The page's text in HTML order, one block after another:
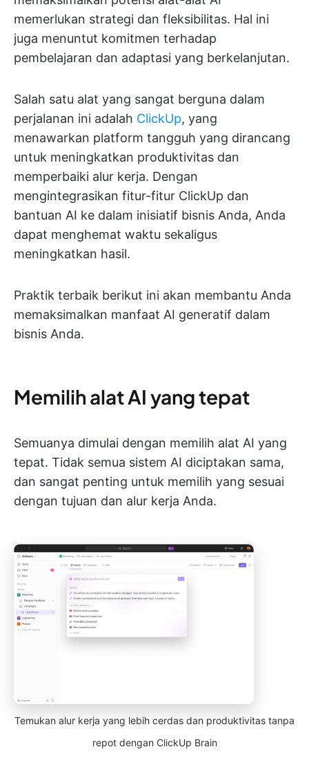
memerlukan strategi dan fleksibilitas. Hal ini
juga menuntut komitmen terhadap
pembelajaran dan adaptasi yang berkelanjutan.
Salah satu alat yang sangat berguna dalam
perjalanan ini adalah ClickUp, yang
menawarkan platform tangguh yang dirancang
untuk meningkatkan produktivitas dan
memperbaiki alur kerja. Dengan
mengintegrasikan fitur-fitur ClickUp dan
bantuan AI ke dalam inisiatif bisnis Anda, Anda
dapat menghemat waktu sekaligus
meningkatkan hasil.
Praktik terbaik berikut ini akan membantu Anda
memaksimalkan manfaat AI generatif dalam
bisnis Anda.
Memilih alat AI yang tepat
Semuanya dimulai dengan memilih alat AI yang
tepat. Tidak semua sistem AI diciptakan sama,
dan sangat penting untuk memilih yang sesuai
dengan tujuan dan alur kerja Anda.
Temukan alur kerja yang lebih cerdas dan produktivitas tanpa
repot dengan ClickUp Brain